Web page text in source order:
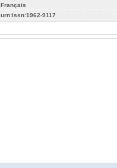
Français
urn:issn:1962-9117